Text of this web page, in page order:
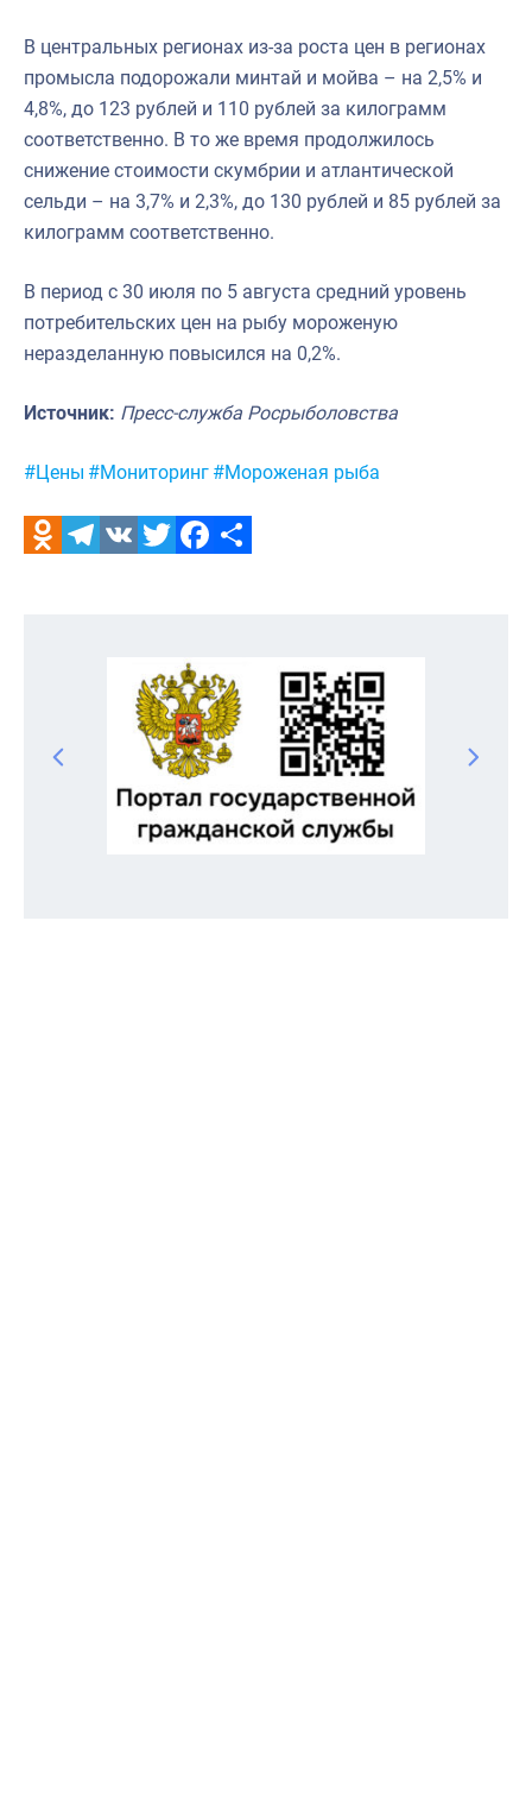
В центральных регионах из-за роста цен в регионах
промысла подорожали минтай и мойва – на 2,5% и
4,8%, до 123 рублей и 110 рублей за килограмм
соответственно. В то же время продолжилось
снижение стоимости скумбрии и атлантической
сельди – на 3,7% и 2,3%, до 130 рублей и 85 рублей за
килограмм соответственно.
В период с 30 июля по 5 августа средний уровень
потребительских цен на рыбу мороженую
неразделанную повысился на 0,2%.
Источник: Пресс-служба Росрыболовства
Метки:
#Цены #Мониторинг #Мороженая рыба